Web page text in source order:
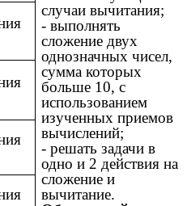
случаи вычитания;
- выполнять
сложение двух
однозначных чисел,
сумма которых
больше 10, с
использованием
изученных приемов
вычислений;
- решать задачи в
одно и 2 действия на
сложение и
вычитание.